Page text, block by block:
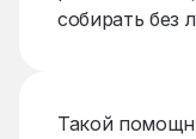
собирать без
Такой